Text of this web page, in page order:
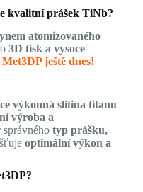
kvalitní prášek TiNb?
atomizovaného
3D tisk a vysoce
ještě dnes!
výkonná slitina titanu
výroba a
typ prášku,
optimální výkon a